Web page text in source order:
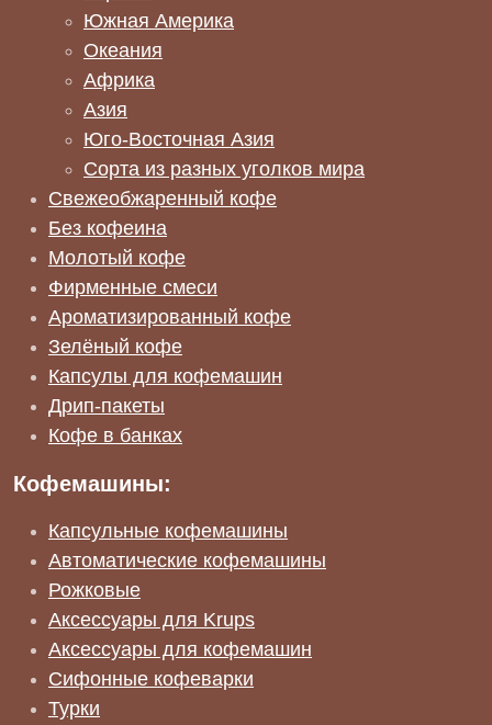
Южная Америка
Океания
Африка
Азия
Юго-Восточная Азия
Сорта из разных уголков мира
Свежеобжаренный кофе
Без кофеина
Молотый кофе
Фирменные смеси
Ароматизированный кофе
Зелёный кофе
Капсулы для кофемашин
Дрип-пакеты
Кофе в банках
Кофемашины:
Капсульные кофемашины
Автоматические кофемашины
Рожковые
Аксессуары для Krups
Аксессуары для кофемашин
Сифонные кофеварки
Турки